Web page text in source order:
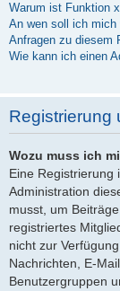
Warum ist Funktion
An wen soll ich mich
Anfragen zu diesem
Wie kann ich einen
Registrierung
Wozu muss ich
Eine Registrierung
Administration
musst, um
registriertes
nicht zur
Nachrichten, E-
Benutzergruppen